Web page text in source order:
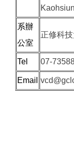
系辦
公室
正修科
Tel 07-
Email